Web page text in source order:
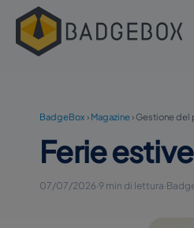
BadgeBox › Magazine › Gestione del
Ferie
07/07/2026·9 min di lettura·